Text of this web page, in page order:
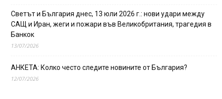
Светът и България днес, 13 юли 2026 г.: нови удари между
САЩ и Иран, жеги и пожари във Великобритания, трагедия в
Банкок
13/07/2026
АНКЕТА: Колко често следите новините от България?
12/07/2026